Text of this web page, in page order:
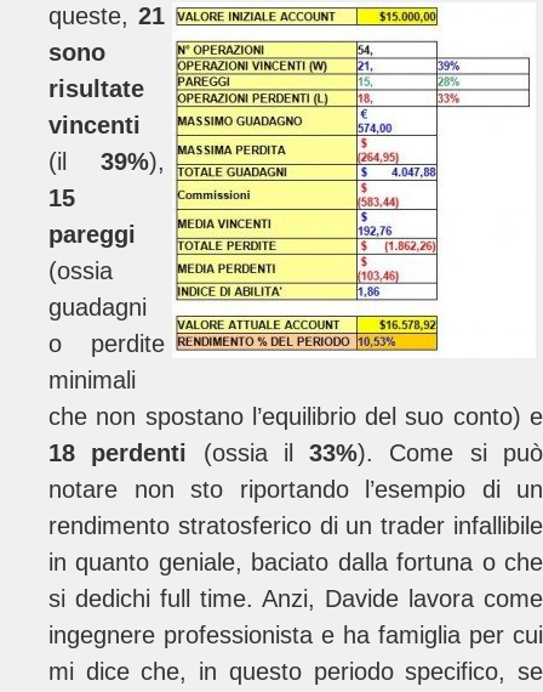
queste, 21
sono
risultate
vincenti
(il 39%),
15
pareggi
(ossia
guadagni
o perdite
minimali
che non spostano l’equilibrio del suo conto) e
18 perdenti (ossia il33%). Come si può
notare non sto riportando l’esempio di un
rendimento stratosferico di un trader infallibile
in quanto geniale, baciato dalla fortuna o che
si dedichi full time. Anzi, Davide lavora come
ingegnere professionista e ha famiglia per cui
mi dice che, in questo periodo specifico, se